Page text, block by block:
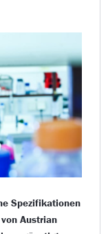
Spezifikationen
Austrian